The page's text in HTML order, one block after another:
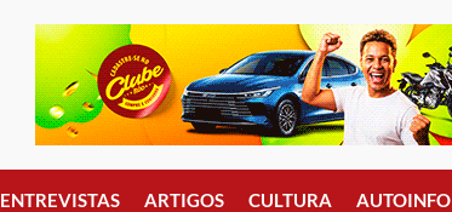
ENTREVISTAS ARTIGOS CULTURA AUTOINFO